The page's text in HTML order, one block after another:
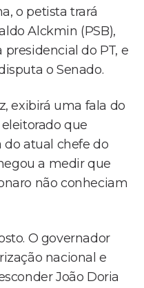
o petista trará
Alckmin (PSB),
do PT, e
o Senado.
exibirá uma fala do
que
do atual chefe do
a medir que
não conheciam
O governador
nacional e
João Doria